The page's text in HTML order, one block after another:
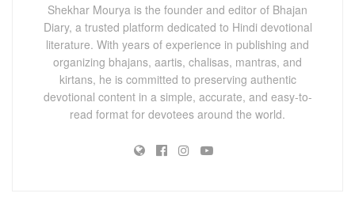
Shekhar Mourya is the founder and editor of Bhajan
Diary, a trusted platform dedicated to Hindi devotional
literature. With years of experience in publishing and
organizing bhajans, aartis, chalisas, mantras, and
kirtans, he is committed to preserving authentic
devotional content in a simple, accurate, and easy-to-
read format for devotees around the world.